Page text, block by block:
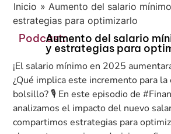
Inicio »Aumento del salario
estrategias para optimizarlo
Podcast:Aumento del salario
y estrategias para
¡El salario mínimo en 2025
¿Qué implica este incremento para la
bolsillo? 🎙️ En este episodio de
analizamos el impacto del nuevo
compartimos estrategias para